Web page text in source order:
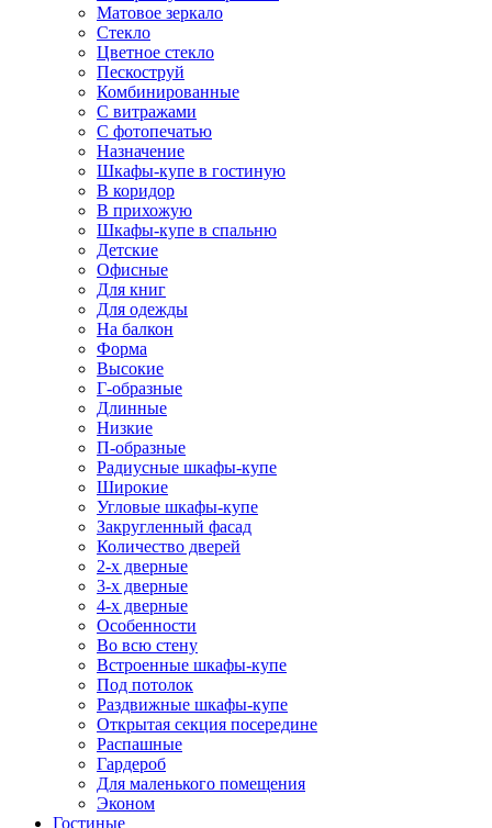
Матовое зеркало
Стекло
Цветное стекло
Пескоструй
Комбинированные
С витражами
С фотопечатью
Назначение
Шкафы-купе в гостиную
В коридор
В прихожую
Шкафы-купе в спальню
Детские
Офисные
Для книг
Для одежды
На балкон
Форма
Высокие
Г-образные
Длинные
Низкие
П-образные
Радиусные шкафы-купе
Широкие
Угловые шкафы-купе
Закругленный фасад
Количество дверей
2-х дверные
3-х дверные
4-х дверные
Особенности
Во всю стену
Встроенные шкафы-купе
Под потолок
Раздвижные шкафы-купе
Открытая секция посередине
Распашные
Гардероб
Для маленького помещения
Эконом
Гостиные